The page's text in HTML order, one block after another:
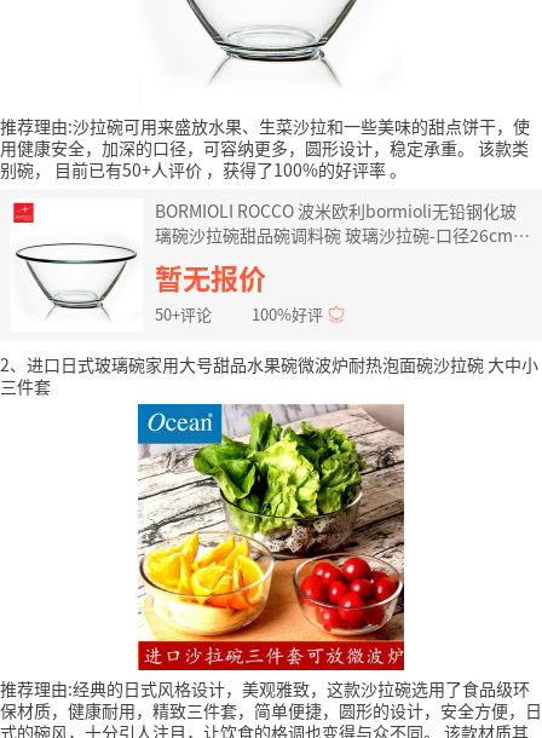
推荐理由:沙拉碗可用来盛放水果、生菜沙拉和一些美味的甜点饼干，使
用健康安全，加深的口径，可容纳更多，圆形设计，稳定承重。 该款类
别碗，
目前已有50+人评价 ，获得了100%的好评率。
BORMIOLI ROCCO 波米欧利bormioli无铅钢化玻
璃碗沙拉碗甜品碗调料碗 玻璃沙拉碗-口径26cm-
容量2L
暂无报价
50+评论 100%好评
2、进口日式玻璃碗家用大号甜品水果碗微波炉耐热泡面碗沙拉碗 大中小
三件套
推荐理由:经典的日式风格设计，美观雅致，这款沙拉碗选用了食品级环
保材质，健康耐用，精致三件套，简单便捷，圆形的设计，安全方便，日
式的碗风，十分引人注目，让饮食的格调也变得与众不同。 该款材质其